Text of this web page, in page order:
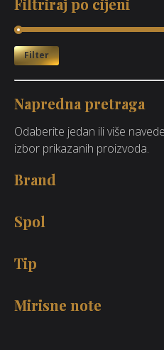
Filtriraj po cijeni
Filter
Napredna pretraga
Odaberite jedan ili više
izbor prikazanih proizvoda.
Brand
Spol
Tip
Mirisne note